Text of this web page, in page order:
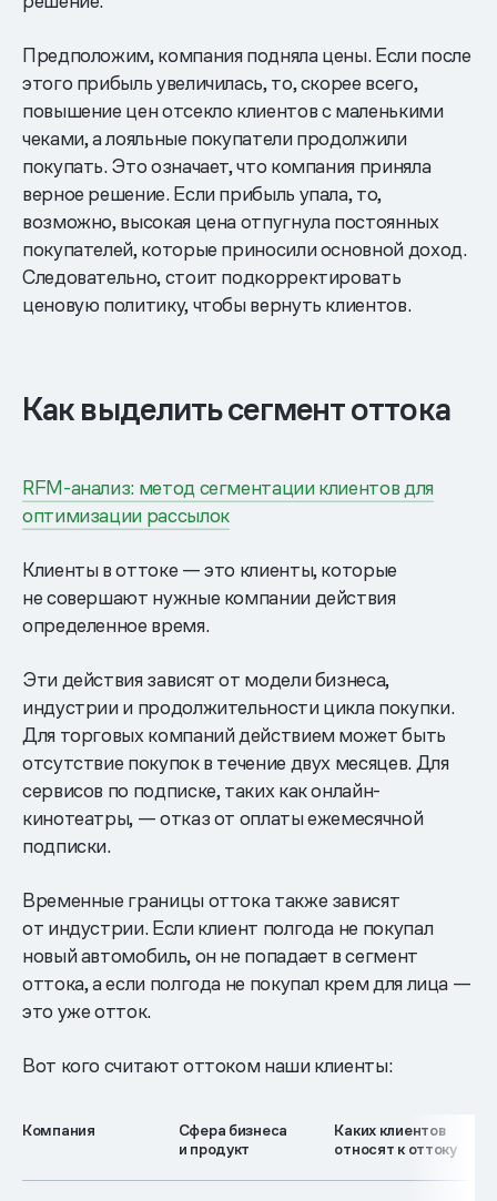
Предположим, компания подняла цены. Если после
этого прибыль увеличилась, то, скорее всего,
повышение цен отсекло клиентов с маленькими
чеками, а лояльные покупатели продолжили
покупать. Это означает, что компания приняла
верное решение. Если прибыль упала, то,
возможно, высокая цена отпугнула постоянных
покупателей, которые приносили основной доход.
Следовательно, стоит подкорректировать
ценовую политику, чтобы вернуть клиентов.
Как выделить сегмент оттока
RFM-анализ: метод сегментации клиентов для
оптимизации рассылок
Клиенты в оттоке — это клиенты, которые
не совершают нужные компании действия
определенное время.
Эти действия зависят от модели бизнеса,
индустрии и продолжительности цикла покупки.
Для торговых компаний действием может быть
отсутствие покупок в течение двух месяцев. Для
сервисов по подписке, таких как онлайн-
кинотеатры, — отказ от оплаты ежемесячной
подписки.
Временные границы оттока также зависят
от индустрии. Если клиент полгода не покупал
новый автомобиль, он не попадает в сегмент
оттока, а если полгода не покупал крем для лица —
это уже отток.
Вот кого считают оттоком наши клиенты:
Компания
Сфера бизнеса
и продукт
Каких клиентов
относят к оттоку